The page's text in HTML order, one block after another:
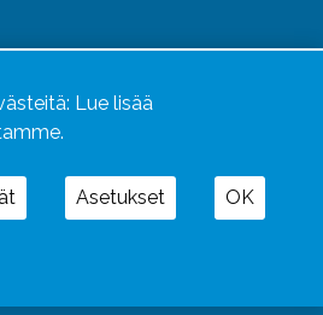
ovat osa Kustannusliike
jonka tarjoaman
Lue lisää
Asetukset OK